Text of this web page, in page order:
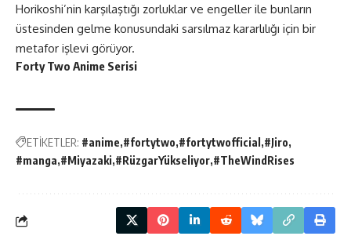
Horikoshi’nin karşılaştığı zorluklar ve engeller ile bunların
üstesinden gelme konusundaki sarsılmaz kararlılığı için bir
metafor işlevi görüyor.
Forty Two Anime Serisi
ETİKETLER: #anime #fortytwo #fortytwofficial #Jiro
#manga #Miyazaki #RüzgarYükseliyor #TheWindRises